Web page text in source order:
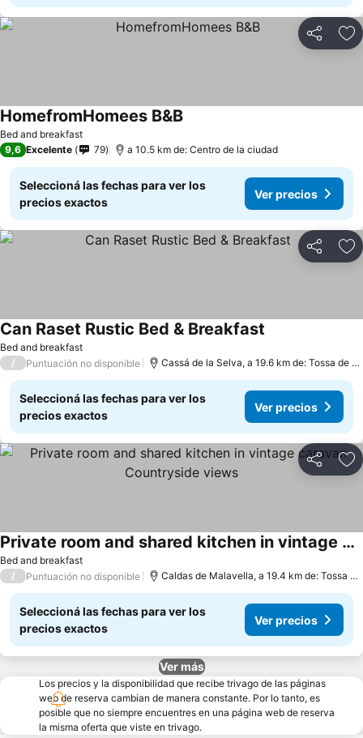
Compartir
Bed and breakfast
HomefromHomees B&B
9,6 Excelente 79 a 10.5 km de: Centro de la ciudad
Seleccioná las fechas para ver los
precios exactos
Ver precios
Compartir
Bed and breakfast
Can Raset Rustic Bed & Breakfast
/ Puntuación no disponible Cassá de la Selva, a 19.6 km de: Tossa de Mar
Seleccioná las fechas para ver los
precios exactos
Ver precios
Compartir
Bed and breakfast
Private room and shared kitchen in vintage caravan Countryside views
/ Puntuación no disponible Caldas de Malavella, a 19.4 km de: Tossa de Mar
Seleccioná las fechas para ver los
precios exactos
Ver precios
Ver más
Los precios y la disponibilidad que recibe trivago de las páginas
web de reserva cambian de manera constante. Por lo tanto, es
posible que no siempre encuentres en una página web de reserva
la misma oferta que viste en trivago.